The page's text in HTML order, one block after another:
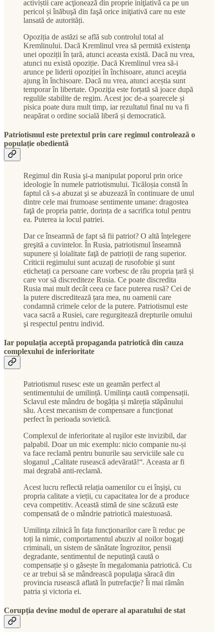
activiștii care acţionează din proprie iniţiativă ca pe un
pericol și înăbuşă din faşă orice iniţiativă care nu este
lansată de autorități.
Opoziția de astăzi se află sub controlul total al
Kremlinului. Dacă Kremlinul vrea să permită existenţa
unei opoziții în țară, atunci aceasta există. Dacă nu vrea,
atunci nu există opoziție. Dacă Kremlinul vrea să-i
arunce pe liderii opoziției în închisoare, atunci aceştia
ajung în închisoare. Dacă nu vrea, atunci aceștia sunt
temporar în libertate. Opoziţia este forțată să joace după
regulile stabilite de regim. Acest joc de-a șoarecele și
pisica poate dura mult timp, iar rezultatul final nu va fi
neapărat o ordine socială liberă și democratică.
Patriotismul este pretextul prin care regimul controlează o
populație obedientă
Regimul din Rusia şi-a manipulat poporul prin orice
ideologie în numele patriotismului. Ticăloșia constă în
faptul că s-a abuzat şi se abuzează în continuare de unul
dintre cele mai frumoase sentimente umane: dragostea
faţă de propria patrie, dorința de a sacrifica totul pentru
ea. Puterea ia locul patriei.
Dar ce înseamnă de fapt să fii patriot? O altă înțelegere
greşită a cuvintelor. În Rusia, patriotismul înseamnă
supunere și loialitate faţă de patrioții de rang superior.
Criticii regimului sunt acuzați de rusofobie şi sunt
etichetați ca persoane care vorbesc de rău propria țară și
care vor să discrediteze Rusia. Ce poate discredita
Rusia mai mult decât ceea ce face puterea rusă? Cei de
la putere discreditează țara mea, nu oamenii care
condamnă crimele celor de la putere. Patriotismul este
vaca sacră a Rusiei, care regurgitează drepturile omului
şi respectul pentru individ.
Iar populația acceptă propaganda patriotică din cauza
complexului de inferioritate
Patriotismul rusesc este un geamăn perfect al
sentimentului de umilință. Umilinţa caută compensații.
Sclavul este mândru de bogăția și măreția stăpânului
său. Acest mecanism de compensare a funcționat
perfect în perioada sovietică.
Complexul de inferioritate al ruşilor este invizibil, dar
palpabil. Doar un mic exemplu: nicio companie nu-și
va face reclamă pentru bunurile sau serviciile sale cu
sloganul „Calitate rusească adevărată!“. Aceasta ar fi
mai degrabă anti-reclamă.
Acest lucru reflectă relația oamenilor cu ei înşişi, cu
propria calitate a vieții, cu capacitatea lor de a produce
ceva competitiv. Această stimă de sine scăzută este
compensată de o mândrie patriotică maiestuoasă.
Umilinţa zilnică în fața funcţionarilor care îi reduc pe
toți la nimic, comportamentul abuziv al noilor bogaţi
criminali, un sistem de sănătate îngrozitor, pensii
degradante, sentimentul de neputinţă caută o
compensație și o găsește în megalomania patriotică. Cu
ce ar trebui să se mândrească populaţia săracă din
provincia rusească aflată în putrefacţie? Îi mai rămân
patria și victoria ei.
Corupția devine modul de operare al aparatului de stat